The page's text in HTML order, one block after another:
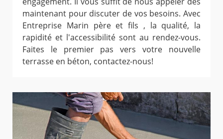
maintenant pour discuter de vos besoins. Avec
Entreprise Marin père et fils , la qualité, la
rapidité et l'accessibilité sont au rendez-vous.
Faites le premier pas vers votre nouvelle
terrasse en béton, contactez-nous!